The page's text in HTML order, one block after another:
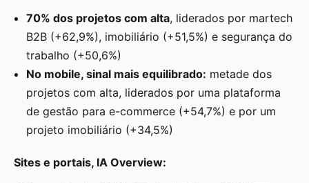
70% dos projetos com alta, liderados por martech
B2B (+62,9%), imobiliário (+51,5%) e segurança do
trabalho (+50,6%)
No mobile, sinal mais equilibrado: metade dos
projetos com alta, liderados por uma plataforma
de gestão para e-commerce (+54,7%) e por um
projeto imobiliário (+34,5%)
Sites e portais, IA Overview: